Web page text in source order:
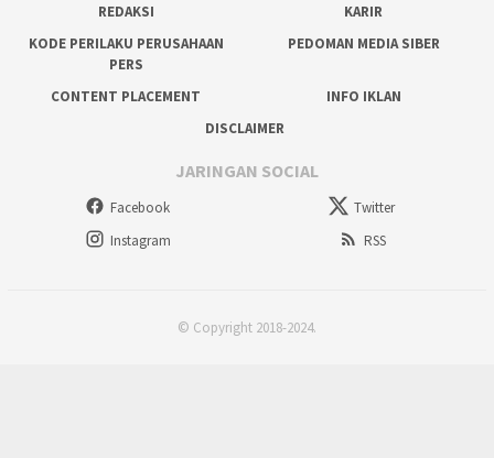
REDAKSI
KARIR
KODE PERILAKU PERUSAHAAN
PERS
PEDOMAN MEDIA SIBER
CONTENT PLACEMENT
INFO IKLAN
DISCLAIMER
JARINGAN SOCIAL
Facebook
Twitter
Instagram
RSS
© Copyright 2018-2024.